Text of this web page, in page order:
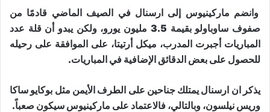
وانضم ماركينيوس إلى ارسنال في الصيف الماضي قادمًا من
صفوف ساوباولو بقيمة 3.5 مليون يورو، ولكن يبدو أن قلة عدد
المباريات أجبرت المدرب، ميكل أرتيتا، على الموافقة على رحيله
للحصول على بعض الدقائق الإضافية في المباريات.
يذكر ان ارسنال يمتلك جناحين على الطرف الأيمن مثل بوكايو ساكا
وريس نيلسون، وبالتالي، فالاعتماد على ماركينيوس سيكون صعباً.